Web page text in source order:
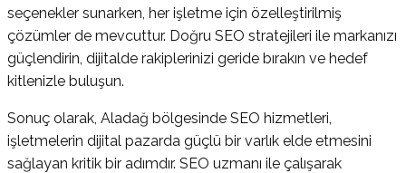
seçenekler sunarken, her işletme için özelleştirilmiş
çözümler de mevcuttur. Doğru SEO stratejileri ile markanızı
güçlendirin, dijitalde rakiplerinizi geride bırakın ve hedef
kitlenizle buluşun.
Sonuç olarak, Aladağ bölgesinde SEO hizmetleri,
işletmelerin dijital pazarda güçlü bir varlık elde etmesini
sağlayan kritik bir adımdır. SEO uzmanı ile çalışarak